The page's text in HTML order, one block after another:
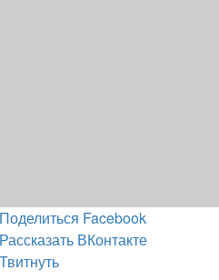
Поделиться Facebook
Рассказать ВКонтакте
Твитнуть